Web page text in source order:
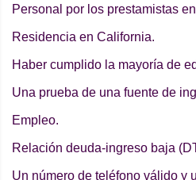
Personal por los prestamistas
Residencia en California.
Haber cumplido la mayoría de
Una prueba de una fuente de
Empleo.
Relación deuda-ingreso baja
Un número de teléfono válido y